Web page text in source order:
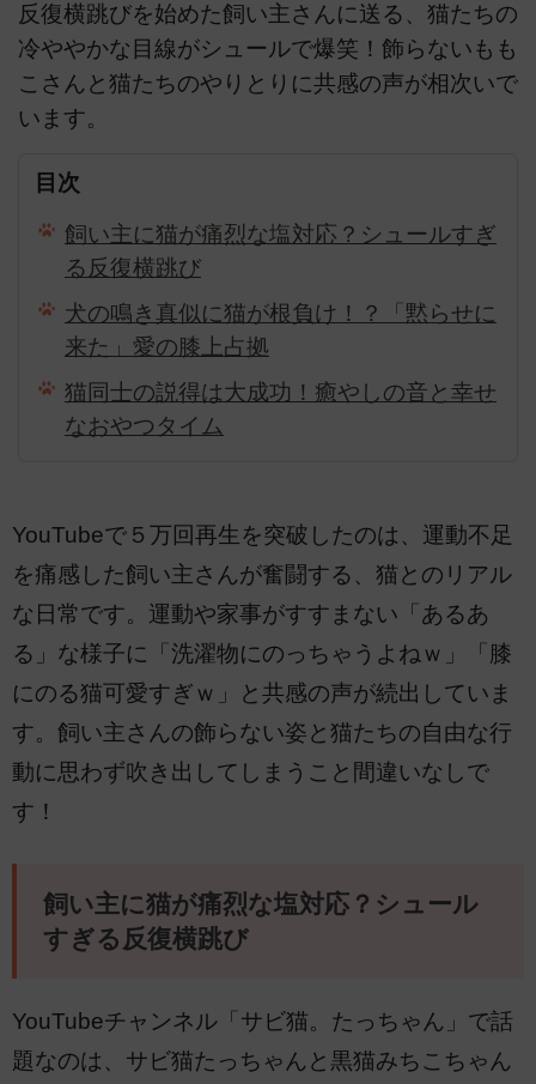
反復横跳びを始めた飼い主さんに送る、猫たちの
冷ややかな目線がシュールで爆笑！飾らないもも
こさんと猫たちのやりとりに共感の声が相次いで
います。
目次
飼い主に猫が痛烈な塩対応？シュールすぎ
る反復横跳び
犬の鳴き真似に猫が根負け！？「黙らせに
来た」愛の膝上占拠
猫同士の説得は大成功！癒やしの音と幸せ
なおやつタイム
YouTubeで５万回再生を突破したのは、運動不足
を痛感した飼い主さんが奮闘する、猫とのリアル
な日常です。運動や家事がすすまない「あるあ
る」な様子に「洗濯物にのっちゃうよねｗ」「膝
にのる猫可愛すぎｗ」と共感の声が続出していま
す。飼い主さんの飾らない姿と猫たちの自由な行
動に思わず吹き出してしまうこと間違いなしで
す！
飼い主に猫が痛烈な塩対応？シュール
すぎる反復横跳び
YouTubeチャンネル「サビ猫。たっちゃん」で話
題なのは、サビ猫たっちゃんと黒猫みちこちゃん